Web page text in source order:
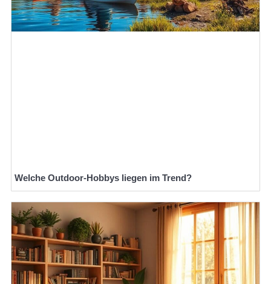
Welche Outdoor-Hobbys liegen im Trend?